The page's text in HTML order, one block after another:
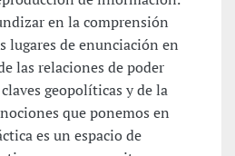
en la comprensión
lugares de enunciación en
las relaciones de poder
geopolíticas y de la
que ponemos en
es un espacio de